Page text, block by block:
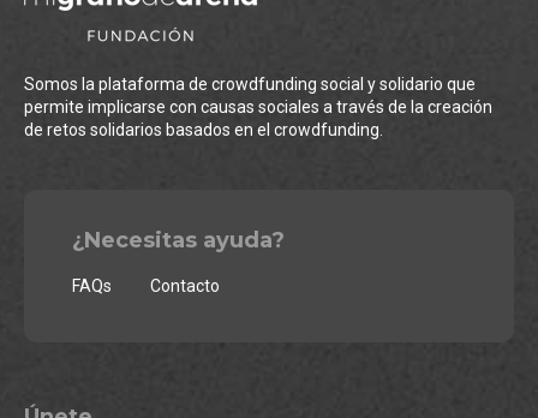
Somos la plataforma de crowdfunding social y solidario que
permite implicarse con causas sociales a través de la creación
de retos solidarios basados en el crowdfunding.
¿Necesitas ayuda?
FAQs Contacto